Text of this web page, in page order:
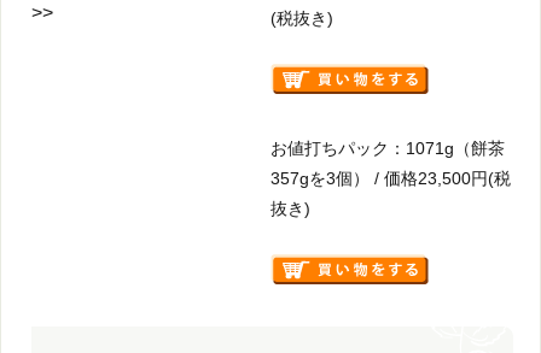
>>
(税抜き)
お値打ちパック：1071g（餅茶
357gを3個） / 価格23,500円(税
抜き)